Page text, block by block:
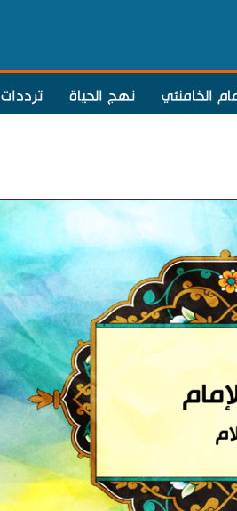
الخامنئي نهج الحياة ترددات